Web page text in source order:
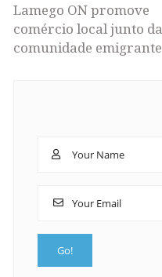
Lamego ON promove
comércio local junto da
comunidade emigrante